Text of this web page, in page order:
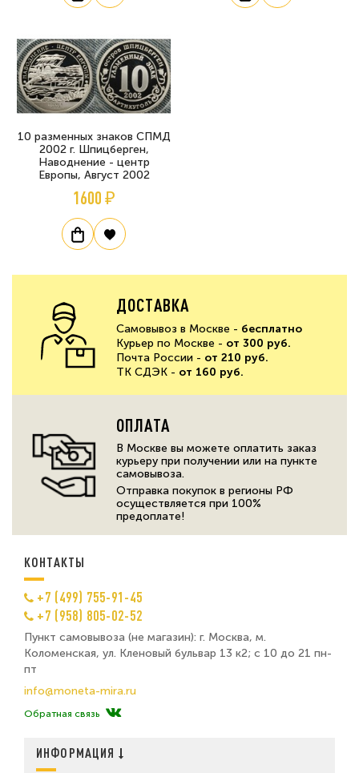
10 разменных знаков СПМД
2002 г. Шпицберген,
Наводнение - центр
Европы, Август 2002
1600 ₽
ДОСТАВКА
Самовывоз в Москве - бесплатно
Курьер по Москве - от 300 руб.
Почта России - от 210 руб.
ТК СДЭК - от 160 руб.
ОПЛАТА
В Москве вы можете оплатить заказ
курьеру при получении или на пункте
самовывоза.
Отправка покупок в регионы РФ
осуществляется при 100%
предоплате!
КОНТАКТЫ
+7 (499) 755-91-45
+7 (958) 805-02-52
Пункт самовывоза (не магазин): г. Москва, м.
Коломенская, ул. Кленовый бульвар 13 к2; с 10 до 21 пн-
пт
info@moneta-mira.ru
Обратная связь
ИНФОРМАЦИЯ